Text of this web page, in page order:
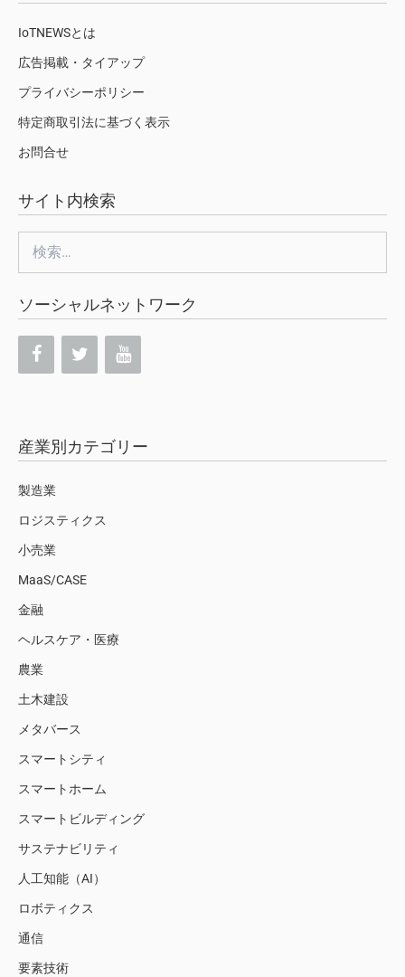
IoTNEWSとは
広告掲載・タイアップ
プライバシーポリシー
特定商取引法に基づく表示
お問合せ
サイト内検索
索:
ソーシャルネットワーク
産業別カテゴリー
製造業
ロジスティクス
小売業
MaaS/CASE
金融
ヘルスケア・医療
農業
土木建設
メタバース
スマートシティ
スマートホーム
スマートビルディング
サステナビリティ
人工知能（AI）
ロボティクス
通信
要素技術